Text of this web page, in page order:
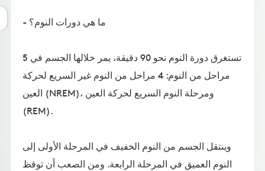
- ما هي دورات النوم؟
تستغرق دورة النوم نحو 90 دقيقة، يمر خلالها الجسم في 5
مراحل من النوم: 4 مراحل من النوم غير السريع لحركة
العين (NREM)، ومرحلة النوم السريع لحركة العين
(REM).
وينتقل الجسم من النوم الخفيف في المرحلة الأولى إلى
النوم العميق في المرحلة الرابعة. ومن الصعب أن توقظ